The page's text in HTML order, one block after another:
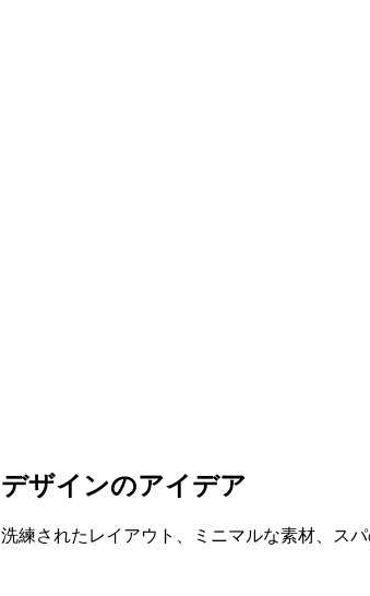
ザインのアイデア
されたレイアウト、ミニマルな素材、ス